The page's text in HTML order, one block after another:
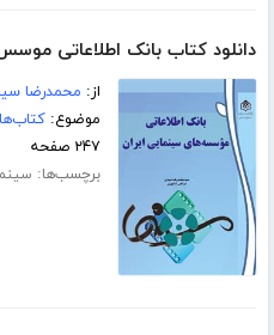
دانلود کتاب بانک اطلاعاتی
از: محمدرضا
موضوع:
۲۴۷ صفحه
برچسب‌ها: